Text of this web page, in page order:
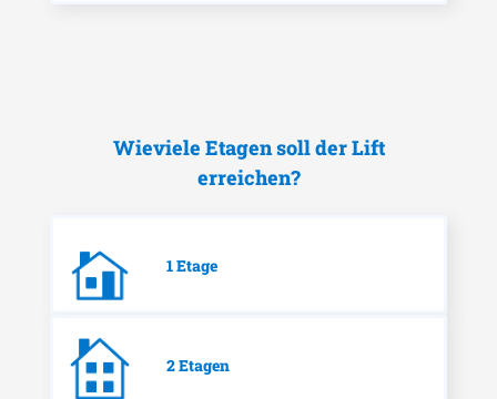
Wieviele Etagen soll der Lift
erreichen?
1 Etage
2 Etagen